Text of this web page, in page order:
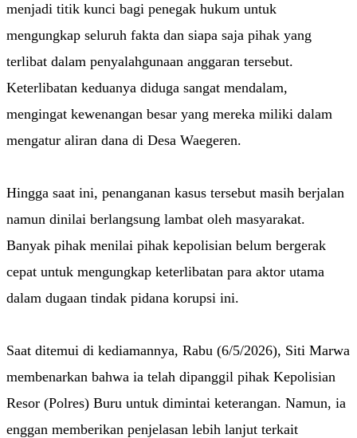
menjadi titik kunci bagi penegak hukum untuk
mengungkap seluruh fakta dan siapa saja pihak yang
terlibat dalam penyalahgunaan anggaran tersebut.
Keterlibatan keduanya diduga sangat mendalam,
mengingat kewenangan besar yang mereka miliki dalam
mengatur aliran dana di Desa Waegeren.
Hingga saat ini, penanganan kasus tersebut masih berjalan
namun dinilai berlangsung lambat oleh masyarakat.
Banyak pihak menilai pihak kepolisian belum bergerak
cepat untuk mengungkap keterlibatan para aktor utama
dalam dugaan tindak pidana korupsi ini.
Saat ditemui di kediamannya, Rabu (6/5/2026), Siti Marwa
membenarkan bahwa ia telah dipanggil pihak Kepolisian
Resor (Polres) Buru untuk dimintai keterangan. Namun, ia
enggan memberikan penjelasan lebih lanjut terkait